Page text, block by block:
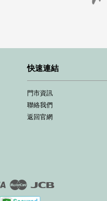
快速連結
門市資訊
聯絡我們
返回官網
Visa Master